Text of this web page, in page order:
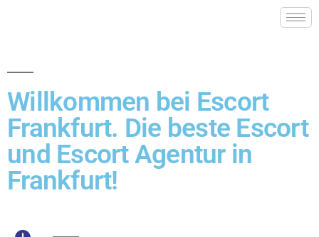
Willkommen bei Escort
Frankfurt. Die beste Escort
und Escort Agentur in
Frankfurt!